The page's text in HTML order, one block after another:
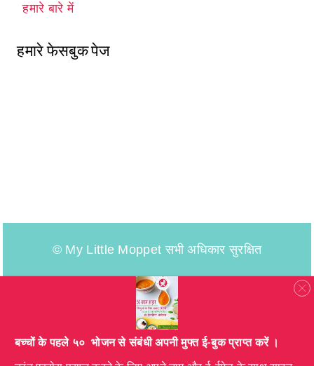
हमारे बारे में
हमारे फेसबुक पेज
© My Little Moppet सभी अधिकार सुरक्षित
​बच्चों के पहले ५० भोजन से संबंधी अपनी मुफ्त ई-बुक प्राप्त करें ।